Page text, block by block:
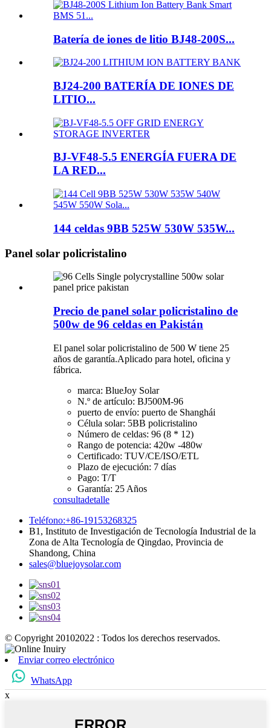
Batería de iones de litio BJ48-200S...
BJ24-200 BATERÍA DE IONES DE
LITIO...
BJ-VF48-5.5 ENERGÍA FUERA DE
LA RED...
144 celdas 9BB 525W 530W 535W...
Panel solar policristalino
Precio de panel solar policristalino de
500w de 96 celdas en Pakistán
El panel solar policristalino de 500 W tiene 25
años de garantía.Aplicado para hotel, oficina y
fábrica.
marca: BlueJoy Solar
N.º de artículo: BJ500M-96
puerto de envío: puerto de Shanghái
Célula solar: 5BB policristalino
Número de celdas: 96 (8 * 12)
Rango de potencia: 420w -480w
Certificado: TUV/CE/ISO/ETL
Plazo de ejecución: 7 días
Pago: T/T
Garantía: 25 Años
consultadetalle
Teléfono:+86-19153268325
B1, Instituto de Investigación de Tecnología Industrial de la
Zona de Alta Tecnología de Qingdao, Provincia de
Shandong, China
sales@bluejoysolar.com
© Copyright 20102022 : Todos los derechos reservados.
Enviar correo electrónico
WhatsApp
x